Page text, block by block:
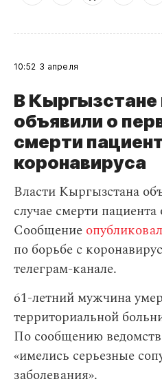
10:52 3 апреля
В Кыргызстане
объявили о
смерти
коронавируса
Власти Кыргызстана
случае смерти
Сообщение опубликовал
по борьбе с
телеграм-канале.
61-летний мужчина
территориальной
По сообщению
«имелись серьезные
заболевания».